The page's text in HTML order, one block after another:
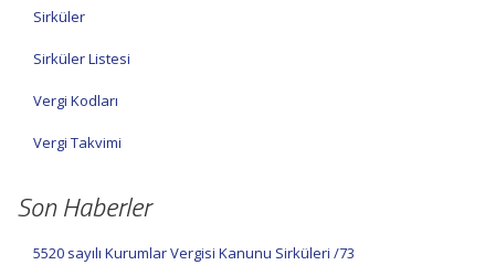
Sirküler
Sirküler Listesi
Vergi Kodları
Vergi Takvimi
Son Haberler
5520 sayılı Kurumlar Vergisi Kanunu Sirküleri /73